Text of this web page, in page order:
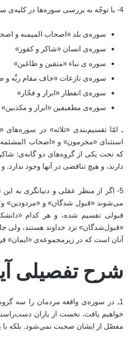
4- با توجّه به بررسی سوره‌ها در کلیه‌ی سوره‌ها، تقسیم‌بندی بر پایه‌ی «ایمان و کفر» است:
سوره‌ی بلد «اصحاب المیمنه و
سوره‌ی انسان «شاکر و کفور»
سوره ی نباء «متقین و طاغین»
سوره‌ی نازعات «خاف مقام ربِّه و
سوره‌ی انفطار «ابرار و فجّار»
سوره‌ی مطفیفین «ابرار و مکذبین»
ـ امّا تقسیم‌بندی «ثلاثه» در
استثنای «مجرمون» و «اصحاب
که تحت یکی از گروه‌های دو گانه‌ی:
دارند، و هیچ تناقضی در آنها وجود
5- اگر از منظر عقلی و دنیانگری به
می‌شوند «قبول شدگان» و «مردودین»
قبولی تقسیم شده، و هر کدام
«قبول‌شدگان» نزد خداوند هستند، ولی
آنان است که در زیرمجموعه‌ی «ایمان»
شرح تفصیلی
1ـ در سوره‌ی واقعه مردمان را سه
خواهيم يافت. نخست از ياران
مفصّل از ايشان صحبت نمي‌شود. بلكه با